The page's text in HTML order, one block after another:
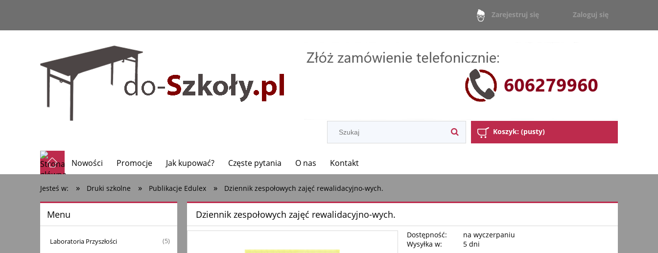
Zarejestruj się Zaloguj się
Koszyk: (pusty)
Nowości Promocje Jak kupować? Częste pytania O nas Kontakt
Jesteś w: » Druki szkolne » Publikacje Edulex » Dziennik zespołowych zajęć rewalidacyjno-wych.
Menu
Laboratoria Przyszłości (5)
Dziennik zespołowych zajęć rewalidacyjno-wych.
Dostępność:
na wyczerpaniu
Wysyłka w:
5 dni